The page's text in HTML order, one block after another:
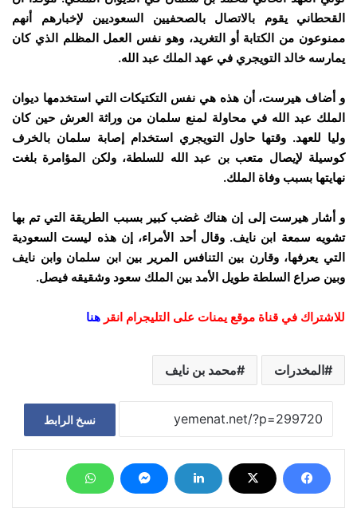
القحطاني يقوم بالاتصال بالصحفيين السعوديين لإخبارهم أنهم
ممنوعون من الكتابة أو التغريد، وهو نفس العمل المظلم الذي كان
يمارسه خالد التويجري في عهد الملك عبد الله.
و أضاف هيرست، أن هذه هي نفس التكتيكات التي استخدمها ديوان
الملك عبد الله في محاولة لمنع سلمان من وراثة العرش حين كان
وليا للعهد. وقتها حاول التويجري استخدام إصابة سلمان بالخرف
كوسيلة لإيصال متعب بن عبد الله للسلطة، ولكن المؤامرة بلغت
نهايتها بسبب وفاة الملك.
و أشار هيرست إلى إن هناك غضب كبير بسبب الطريقة التي تم بها
تشويه سمعة ابن نايف. وقال أحد الأمراء، إن هذه ليست السعودية
التي يعرفها، وقارن بين التنافس المرير بين ابن سلمان وابن نايف
وبين صراع السلطة طويل الأمد بين الملك سعود وشقيقه فيصل.
للاشتراك في قناة موقع يمنات على التليجرام انقر هنا
المخدرات محمد بن نايف
نسخ الرابط